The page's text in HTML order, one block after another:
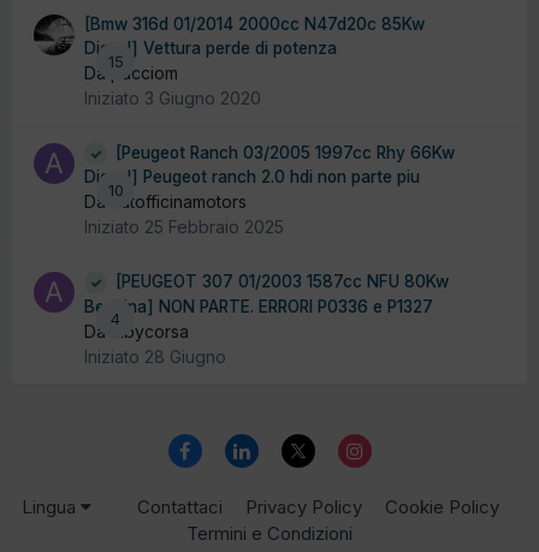
15
[Bmw 316d 01/2014 2000cc N47d20c 85Kw
Diesel] Vettura perde di potenza
Da pucciom
Iniziato 3 Giugno 2020
10
[Peugeot Ranch 03/2005 1997cc Rhy 66Kw
Diesel] Peugeot ranch 2.0 hdi non parte piu
Da autofficinamotors
Iniziato 25 Febbraio 2025
4
[PEUGEOT 307 01/2003 1587cc NFU 80Kw
Benzina] NON PARTE. ERRORI P0336 e P1327
Da albycorsa
Iniziato 28 Giugno
Lingua Contattaci Privacy Policy
Cookie Policy
Termini e Condizioni